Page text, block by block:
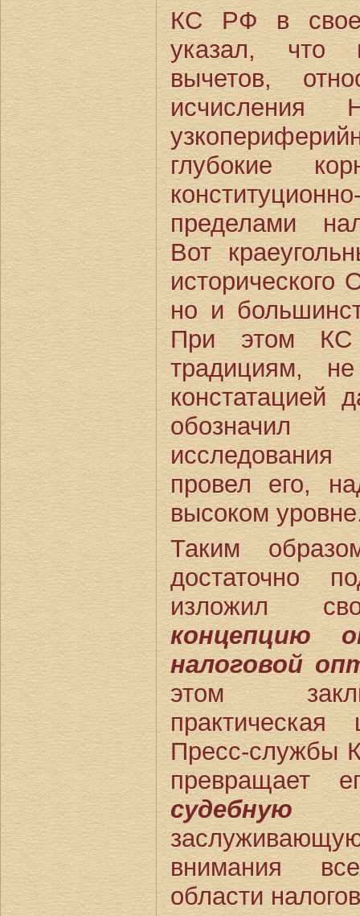
КС РФ в
указал, что
вычетов,
глубокие
пределами
Вот
но и
При этом
традициям,
констатацией
провел его,
высоком
Таким
достаточно
изложил
концепцию
налоговой
этом
Пресс-службы
внимания
области